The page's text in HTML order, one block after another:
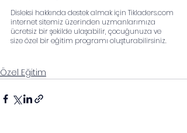
Disleksi hakkında destek almak için Tikladers.com
internet sitemiz üzerinden uzmanlarımıza
ücretsiz bir şekilde ulaşabilir, çocuğunuza ve
size özel bir eğitim programı oluşturabilirsiniz.
Özel Eğitim